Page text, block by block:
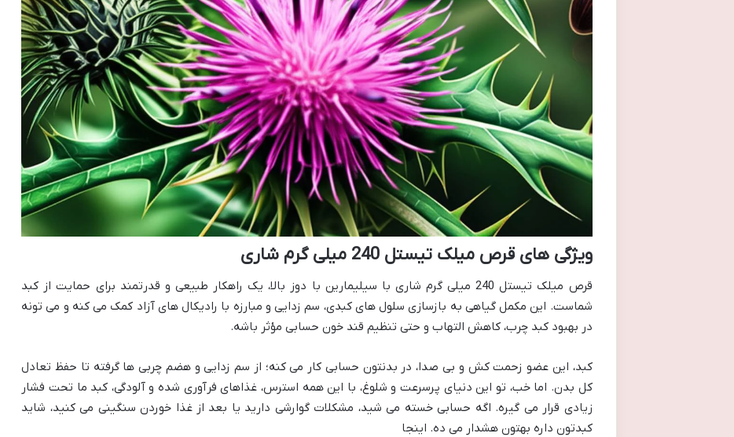
ویژگی های قرص میلک تیستل 240 میلی گرم شاری
قرص میلک تیستل 240 میلی گرم شاری با سیلیمارین با دوز بالا، یک راهکار طبیعی و قدرتمند برای حمایت از کبد
شماست. این مکمل گیاهی به بازسازی سلول های کبدی، سم زدایی و مبارزه با رادیکال های آزاد کمک می کنه و می تونه
در بهبود کبد چرب، کاهش التهاب و حتی تنظیم قند خون حسابی مؤثر باشه.
کبد، این عضو زحمت کش و بی صدا، در بدنتون حسابی کار می کنه؛ از سم زدایی و هضم چربی ها گرفته تا حفظ تعادل
کل بدن. اما خب، تو این دنیای پرسرعت و شلوغ، با این همه استرس، غذاهای فرآوری شده و آلودگی، کبد ما تحت فشار
زیادی قرار می گیره. اگه حسابی خسته می شید، مشکلات گوارشی دارید یا بعد از غذا خوردن سنگینی می کنید، شاید
کبدتون داره بهتون هشدار می ده. اینجا